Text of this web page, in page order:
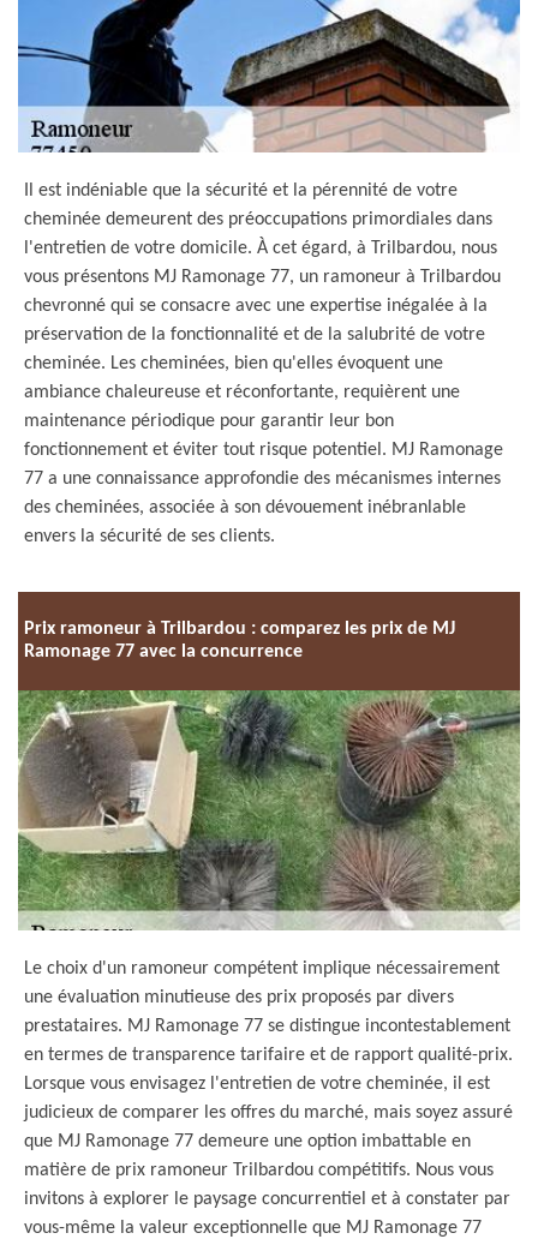
Il est indéniable que la sécurité et la pérennité de votre
cheminée demeurent des préoccupations primordiales dans
l'entretien de votre domicile. À cet égard, à Trilbardou, nous
vous présentons MJ Ramonage 77, un ramoneur à Trilbardou
chevronné qui se consacre avec une expertise inégalée à la
préservation de la fonctionnalité et de la salubrité de votre
cheminée. Les cheminées, bien qu'elles évoquent une
ambiance chaleureuse et réconfortante, requièrent une
maintenance périodique pour garantir leur bon
fonctionnement et éviter tout risque potentiel. MJ Ramonage
77 a une connaissance approfondie des mécanismes internes
des cheminées, associée à son dévouement inébranlable
envers la sécurité de ses clients.
Prix ramoneur à Trilbardou : comparez les prix de MJ
Ramonage 77 avec la concurrence
Le choix d'un ramoneur compétent implique nécessairement
une évaluation minutieuse des prix proposés par divers
prestataires. MJ Ramonage 77 se distingue incontestablement
en termes de transparence tarifaire et de rapport qualité-prix.
Lorsque vous envisagez l'entretien de votre cheminée, il est
judicieux de comparer les offres du marché, mais soyez assuré
que MJ Ramonage 77 demeure une option imbattable en
matière de prix ramoneur Trilbardou compétitifs. Nous vous
invitons à explorer le paysage concurrentiel et à constater par
vous-même la valeur exceptionnelle que MJ Ramonage 77